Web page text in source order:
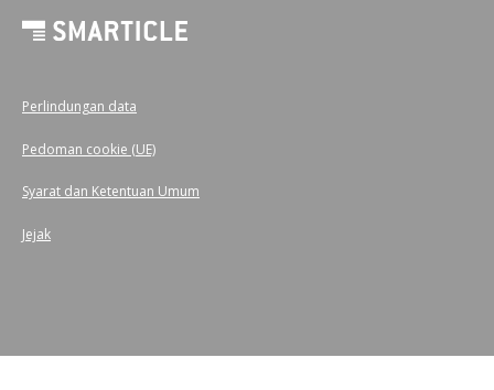
Perlindungan data
Pedoman cookie (UE)
Syarat dan Ketentuan Umum
Jejak